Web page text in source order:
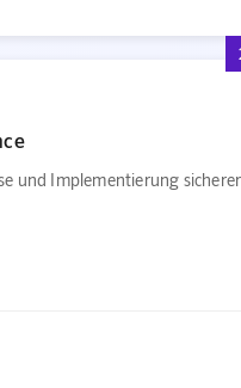
und Implementierung